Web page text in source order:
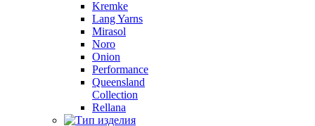
Kremke
Lang Yarns
Mirasol
Noro
Onion
Performance
Queensland
Collection
Rellana